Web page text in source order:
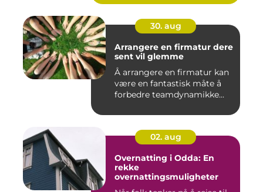
30. aug
Arrangere en firmatur dere
sent vil glemme
Å arrangere en firmatur kan
være en fantastisk måte å
forbedre teamdynamikke...
02. aug
Overnatting i Odda: En
rekke
overnattingsmuligheter